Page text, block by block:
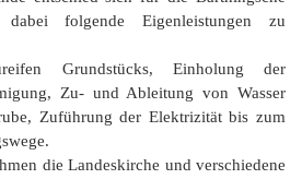
dabei folgende Eigenleistungen zu
Grundstücks, Einholung der
Zu- und Ableitung von Wasser
Zuführung der Elektrizität bis zum
die Landeskirche und verschiedene